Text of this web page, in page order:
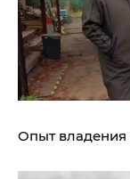
Опыт владения